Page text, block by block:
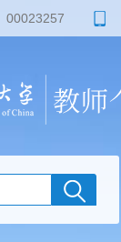
00023257